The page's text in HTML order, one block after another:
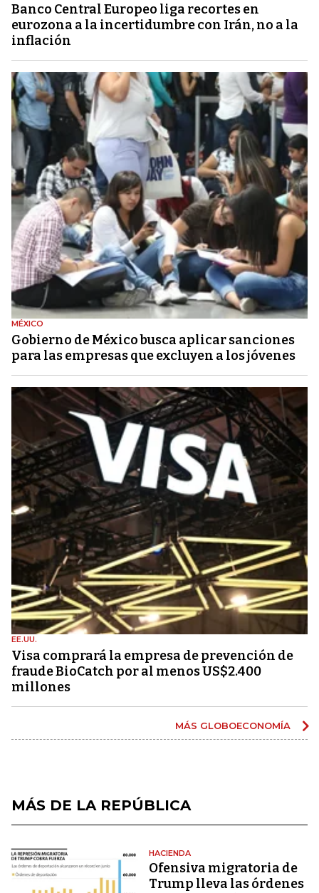
Banco Central Europeo liga recortes en
eurozona a la incertidumbre con Irán, no a la
inflación
MÉXICO
Gobierno de México busca aplicar sanciones
para las empresas que excluyen a los jóvenes
EE.UU.
Visa comprará la empresa de prevención de
fraude BioCatch por al menos US$2.400
millones
MÁS GLOBOECONOMÍA
MÁS DE LA REPÚBLICA
HACIENDA
Ofensiva migratoria de
Trump lleva las órdenes